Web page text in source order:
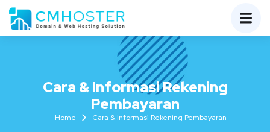
Cara & Informasi Rekening
Pembayaran
Home Cara & Informasi Rekening Pembayaran